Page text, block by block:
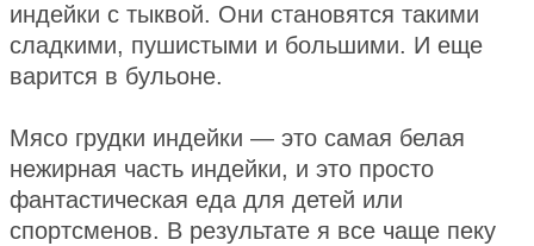
индейки с тыквой. Они становятся такими
сладкими, пушистыми и большими. И еще
варится в бульоне.
Мясо грудки индейки — это самая белая
нежирная часть индейки, и это просто
фантастическая еда для детей или
спортсменов. В результате я все чаще пеку